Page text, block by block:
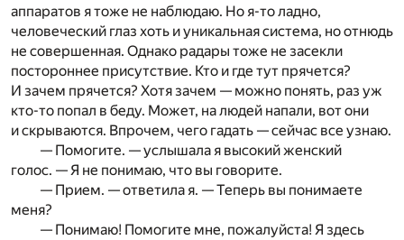
аппаратов я тоже не наблюдаю. Но я-то ладно,
человеческий глаз хоть и уникальная система, но отнюдь
не совершенная. Однако радары тоже не засекли
постороннее присутствие. Кто и где тут прячется?
И зачем прячется? Хотя зачем — можно понять, раз уж
кто-то попал в беду. Может, на людей напали, вот они
и скрываются. Впрочем, чего гадать — сейчас все узнаю.
— Помогите. — услышала я высокий женский
голос. — Я не понимаю, что вы говорите.
— Прием. — ответила я. — Теперь вы понимаете
меня?
— Понимаю! Помогите мне, пожалуйста! Я здесь